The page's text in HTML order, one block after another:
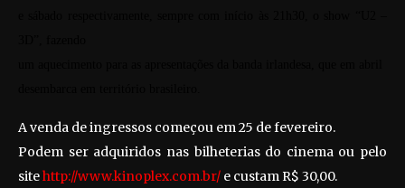
A venda de ingressos começou em 25 de fevereiro.
Podem ser adquiridos nas bilheterias do cinema ou pelo
sitehttp://www.kinoplex.com.br/ e custam R$ 30,00.